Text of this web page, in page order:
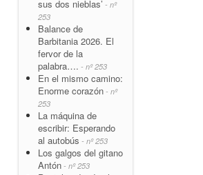
sus dos nieblas’ - nº
253
Balance de
Barbitania 2026. El
fervor de la
palabra…. - nº 253
En el mismo camino:
Enorme corazón - nº
253
La máquina de
escribir: Esperando
al autobús - nº 253
Los galgos del gitano
Antón - nº 253